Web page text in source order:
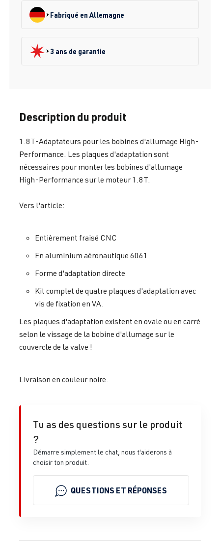
Fabriqué en Allemagne
3 ans de garantie
Description du produit
1.8T-Adaptateurs pour les bobines d'allumage High-
Performance. Les plaques d'adaptation sont
nécessaires pour monter les bobines d'allumage
High-Performance sur le moteur 1.8T.
Vers l'article:
Entièrement fraisé CNC
En aluminium aéronautique 6061
Forme d'adaptation directe
Kit complet de quatre plaques d'adaptation avec
vis de fixation en VA.
Les plaques d'adaptation existent en ovale ou en carré
selon le vissage de la bobine d'allumage sur le
couvercle de la valve !
Livraison en couleur noire.
Tu as des questions sur le produit
?
Démarre simplement le chat, nous t'aiderons à
choisir ton produit.
QUESTIONS ET RÉPONSES